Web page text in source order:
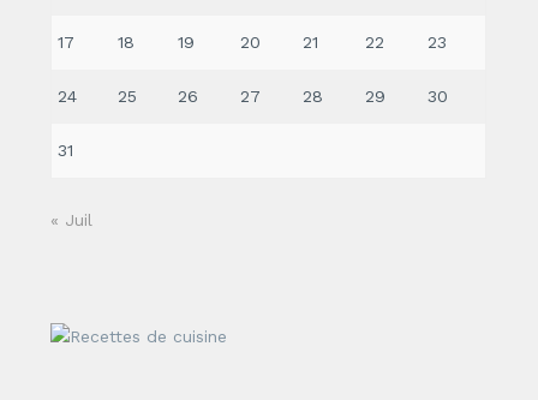
17 18 19 20 21 22 23
24 25 26 27 28 29 30
31
« Juil